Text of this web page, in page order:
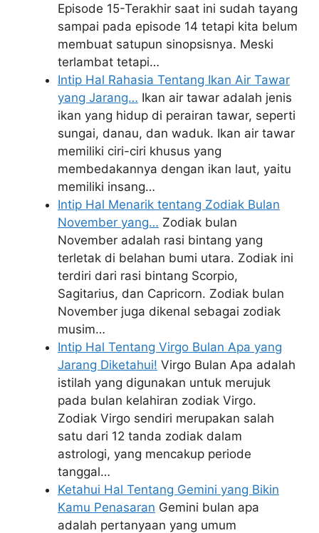
Episode 15-Terakhir saat ini sudah tayang
sampai pada episode 14 tetapi kita belum
membuat satupun sinopsisnya. Meski
terlambat tetapi…
Intip Hal Rahasia Tentang Ikan Air Tawar
yang Jarang… Ikan air tawar adalah jenis
ikan yang hidup di perairan tawar, seperti
sungai, danau, dan waduk. Ikan air tawar
memiliki ciri-ciri khusus yang
membedakannya dengan ikan laut, yaitu
memiliki insang…
Intip Hal Menarik tentang Zodiak Bulan
November yang… Zodiak bulan
November adalah rasi bintang yang
terletak di belahan bumi utara. Zodiak ini
terdiri dari rasi bintang Scorpio,
Sagitarius, dan Capricorn. Zodiak bulan
November juga dikenal sebagai zodiak
musim…
Intip Hal Tentang Virgo Bulan Apa yang
Jarang Diketahui! Virgo Bulan Apa adalah
istilah yang digunakan untuk merujuk
pada bulan kelahiran zodiak Virgo.
Zodiak Virgo sendiri merupakan salah
satu dari 12 tanda zodiak dalam
astrologi, yang mencakup periode
tanggal…
Ketahui Hal Tentang Gemini yang Bikin
Kamu Penasaran Gemini bulan apa
adalah pertanyaan yang umum